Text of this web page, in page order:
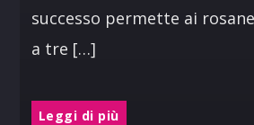
successo permette ai
a tre […]
Leggi di più